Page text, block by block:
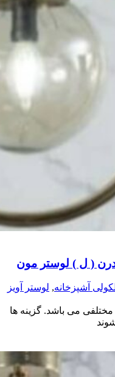
( ل ) لوستر مون
آشپزخانه, لوستر آویز
مختلفی می باشد. گزینه ها